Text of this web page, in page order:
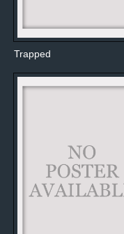
Trapped